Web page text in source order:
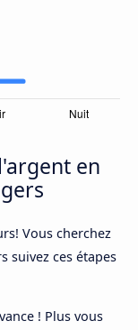
en
Vous cherchez
suivez ces étapes
! Plus vous